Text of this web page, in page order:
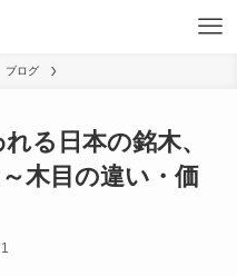
ブログ
る日本の銘木、
木目の違い・価